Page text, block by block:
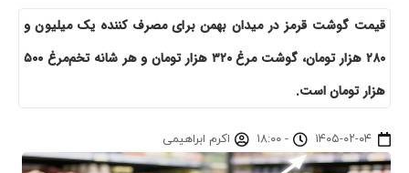
قیمت گوشت قرمز در میدان بهمن برای مصرف کننده یک میلیون و
۲۸۰ هزار تومان، گوشت مرغ ۳۲۰ هزار تومان و هر شانه تخم‌مرغ ۵۰۰
هزار تومان است.
۱۴۰۵-۰۲-۰۴ - ۱۸:۰۰ اکرم ابراهیمی